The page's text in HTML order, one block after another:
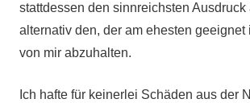
stattdessen den sinnreichsten Ausdruck
alternativ den, der am ehesten geeignet
von mir abzuhalten.
Ich hafte für keinerlei Schäden aus der